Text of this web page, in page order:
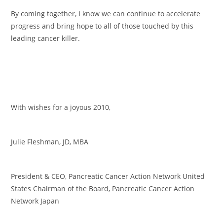
By coming together, I know we can continue to accelerate
progress and bring hope to all of those touched by this
leading cancer killer.
With wishes for a joyous 2010,
Julie Fleshman, JD, MBA
President & CEO, Pancreatic Cancer Action Network United
States Chairman of the Board, Pancreatic Cancer Action
Network Japan